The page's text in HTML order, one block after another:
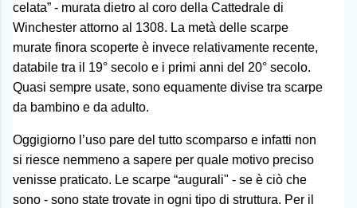
celata” - murata dietro al coro della Cattedrale di
Winchester attorno al 1308. La metà delle scarpe
murate finora scoperte è invece relativamente recente,
databile tra il 19° secolo e i primi anni del 20° secolo.
Quasi sempre usate, sono equamente divise tra scarpe
da bambino e da adulto.
Oggigiorno l’uso pare del tutto scomparso e infatti non
si riesce nemmeno a sapere per quale motivo preciso
venisse praticato. Le scarpe “augurali" - se è ciò che
sono - sono state trovate in ogni tipo di struttura. Per il